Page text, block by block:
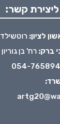
קשר:
לציון: רוטשילד 53, ראשל"צ.
ברק: רח' בן גוריון 1 (מגדלי בסר 2 קומה 25).
054-